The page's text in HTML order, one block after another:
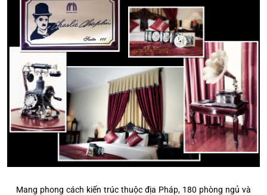
Mang phong cách kiến trúc thuộc địa Pháp, 180 phòng ngủ và